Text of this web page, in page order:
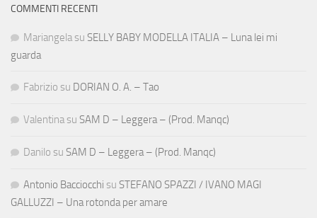
COMMENTI RECENTI
Mariangela su SELLY BABY MODELLA ITALIA – Luna lei mi
guarda
Fabrizio su DORIAN O. A. – Tao
Valentina su SAM D – Leggera – (Prod. Manqc)
Danilo su SAM D – Leggera – (Prod. Manqc)
Antonio Bacciocchi su STEFANO SPAZZI / IVANO MAGI
GALLUZZI – Una rotonda per amare